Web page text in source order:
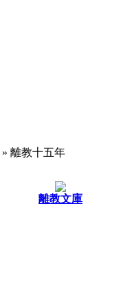
» 離教十五年
離教文庫